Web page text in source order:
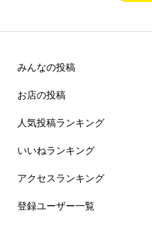
みんなの投稿
お店の投稿
人気投稿ランキング
いいねランキング
アクセスランキング
登録ユーザー一覧